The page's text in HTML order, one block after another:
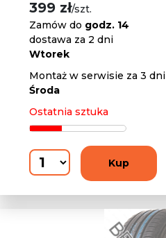
399 zł/szt.
Zamów do godz. 14
dostawa za 2 dni
Wtorek
Montaż w serwisie za 3 dni
Środa
Ostatnia sztuka
Kup